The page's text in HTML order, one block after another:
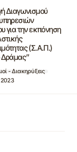
Διαγωνισμού
για την εκπόνηση
(Σ.Α.Π.)
- Διακηρύξεις
2023